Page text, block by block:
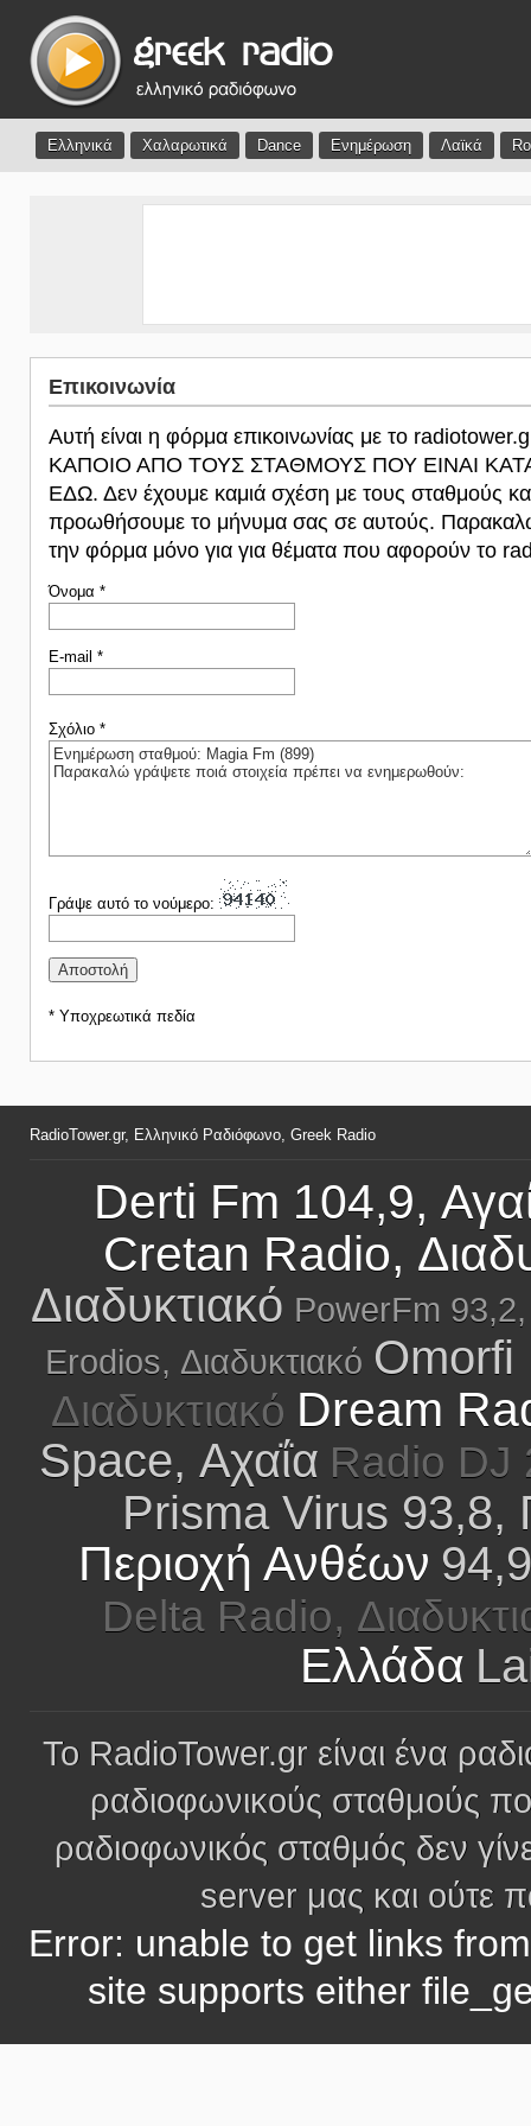
Ελληνικά Χαλαρωτικά Dance Ενημέρωση Λαϊκά
Επικοινωνία
Αυτή είναι η φόρμα επικοινωνίας με το
ΚΑΠΟΙΟ ΑΠΟ ΤΟΥΣ ΣΤΑΘΜΟΥΣ ΠΟΥ ΕΙΝΑΙ
ΕΔΩ. Δεν έχουμε καμιά σχέση με τους σταθμούς
προωθήσουμε το μήνυμα σας σε αυτούς. Παρακαλώ
την φόρμα μόνο για για θέματα που αφορούν το
Όνομα *
E-mail *
Σχόλιο *
Γράψε αυτό το νούμερο:
* Υποχρεωτικά πεδία
RadioTower.gr, Ελληνικό Ραδιόφωνο, Greek Radio
Derti Fm 104,9,
Cretan Radio,
Διαδυκτιακό PowerFm
Erodios, Διαδυκτιακό
Διαδυκτιακό Dream
Space, Αχαΐα Radio DJ
Prisma Virus 93,8,
Περιοχή Ανθέων
Delta Radio,
Ελλάδα
Το RadioTower.gr είναι ένα
ραδιοφωνικούς σταθμούς
ραδιοφωνικός σταθμός δεν
server μας και ούτε
Error: unable to get links
site supports either